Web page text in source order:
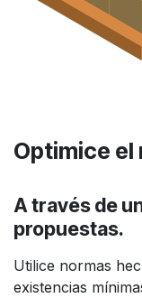
Optimice el
A través de
propuestas.
Utilice normas
existencias